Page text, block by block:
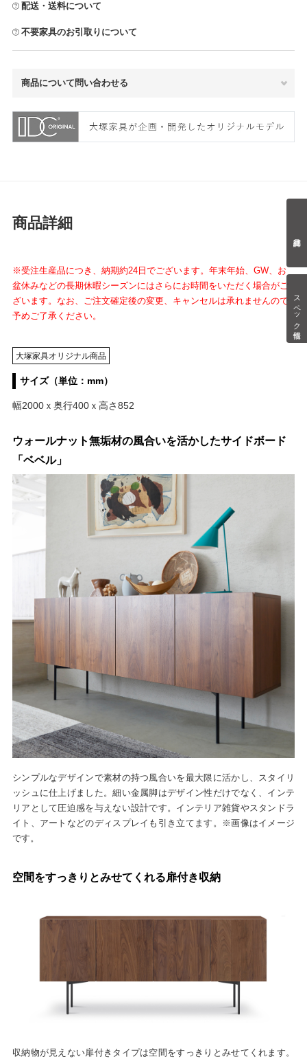
スペック情報
配送・送料について
不要家具のお引取りについて
商品について問い合わせる
商品詳細
※受注生産品につき、納期約24日でございます。年末年始、GW、お
盆休みなどの長期休暇シーズンにはさらにお時間をいただく場合がご
ざいます。なお、ご注文確定後の変更、キャンセルは承れませんので
予めご了承ください。
大塚家具オリジナル商品
サイズ（単位：mm）
幅2000ｘ奥行400ｘ高さ852
ウォールナット無垢材の風合いを活かしたサイドボード
「ベベル」
シンプルなデザインで素材の持つ風合いを最大限に活かし、スタイリ
ッシュに仕上げました。細い金属脚はデザイン性だけでなく、インテ
リアとして圧迫感を与えない設計です。インテリア雑貨やスタンドラ
イト、アートなどのディスプレイも引き立てます。※画像はイメージ
です。
空間をすっきりとみせてくれる扉付き収納
収納物が見えない扉付きタイプは空間をすっきりとみせてくれます。